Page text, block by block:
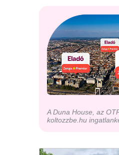
A Duna House, az
koltozzbe.hu